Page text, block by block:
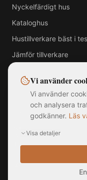
Nyckelfärdigt hus
Kataloghus
Hustillverkare bäst i
Jämför tillverkare
Alla varumärken,
webbplats tillhör
jämförelsetjänst utan
och kan avvika från
är sammanställd från
©2026MittNyaHus.se —
Vi använder
Vi använder
och analysera
godkänner. Läs
Visa detaljer